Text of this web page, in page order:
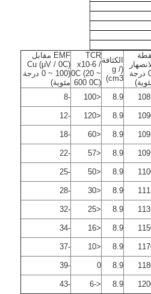
الانصهار
(0 درجة
الكثافة
(g /
cm3)
TCR
x10-6 /
0C (20 ~
600 0C)
EMF مقابل
Cu (μV / 0C)
(0 ~ 100 درجة
مئوية)
8.9
<100
-8
8.9
<120
-12
8.9
<60
-18
8.9
<57
-22
8.9
<50
-25
8.9
<30
-28
8.9
<25
-32
8.9
<16
-34
8.9
<10
-37
8.9
0
-39
8.9
<-6
-43